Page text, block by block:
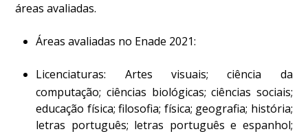
áreas avaliadas.
Áreas avaliadas no Enade 2021:
Licenciaturas: Artes visuais; ciência da
computação; ciências biológicas; ciências sociais;
educação física; filosofia; física; geografia; história;
letras português; letras português e espanhol;